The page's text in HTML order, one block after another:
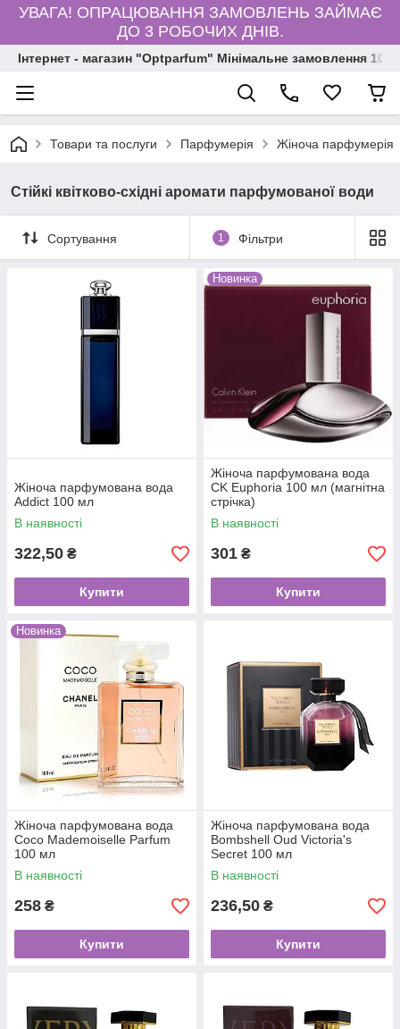
УВАГА! ОПРАЦЮВАННЯ ЗАМОВЛЕНЬ ЗАЙМАЄ
ДО 3 РОБОЧИХ ДНІВ.
Інтернет - магазин "Optparfum" Мінімальне замовлення
Товари та послуги Парфумерія Жіноча парфумерія
Стійкі квітково-східні аромати парфумованої води
Сортування 1 Фільтри
Жіноча парфумована вода
Addict 100 мл
В наявності
322,50 ₴
Купити
Новинка
Жіноча парфумована вода
CK Euphoria 100 мл (магнітна
стрічка)
В наявності
301 ₴
Купити
Новинка
Жіноча парфумована вода
Coco Mademoiselle Parfum
100 мл
В наявності
258 ₴
Купити
Жіноча парфумована вода
Bombshell Oud Victoria's
Secret 100 мл
В наявності
236,50 ₴
Купити